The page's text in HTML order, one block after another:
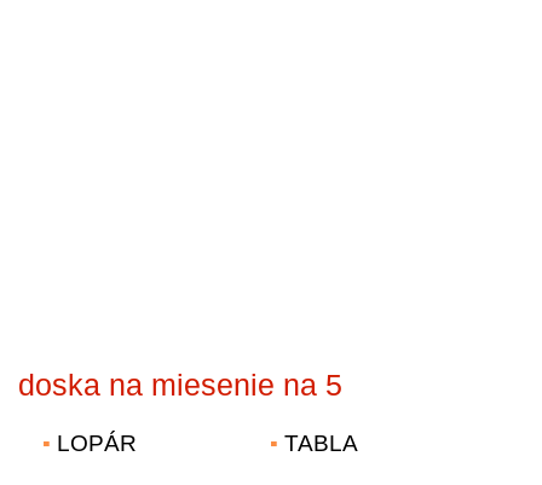
doska na miesenie na 5
LOPÁR TABLA